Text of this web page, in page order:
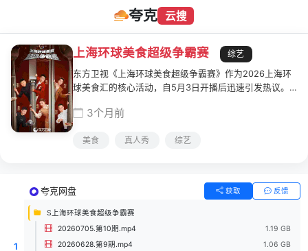
夸克 云搜
上海环球美食超级争霸赛
综艺
东方卫视《上海环球美食超级争霸赛》作为2026上海环
球美食汇的核心活动，自5月3日开播后迅速引发热议。
广播电视台联合主办的美食竞技综艺，以"在上海，品全
动，打造了一场全民可参与的味蕾盛宴
3个月前
美食 真人秀 综艺
1
夸克网盘 获取 反馈
S上海环球美食超级争霸赛
20260705.第10期.mp4
1.19 GB
20260628.第9期.mp4
1.06 GB